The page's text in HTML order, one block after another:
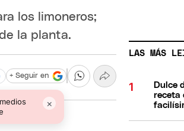
los limoneros;
la planta.
×
+ Seguir en
LAS MÁS
Dulce
receta